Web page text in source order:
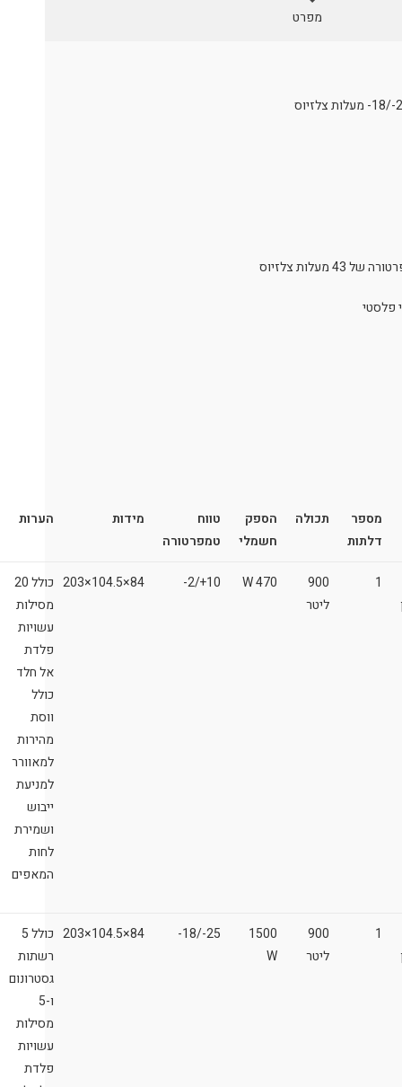
מפרט
צלזיוס
מספר
דלתות
תכולה
הספק
חשמלי
טווח
טמפרטורה
מידות הערות
1
900
ליטר
470 W
10+/2-
84×104.5×203
כולל 20
מסילות
עשויות
פלדת
אל חלד
כולל
ווסת
מהירות
למאוורר
למניעת
ייבוש
ושמירת
לחות
המאפים
1
900
ליטר
1500
W
25-/18-
84×104.5×203
כולל 5
רשתות
גסטרונום
ו-5
מסילות
עשויות
פלדת